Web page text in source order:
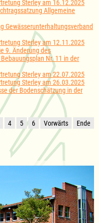
Sterley am 16.12.2025
Allgemeine
Gewässerunterhaltungsverband
Sterley am 12.11.2025
9. Änderung des
Nr. 11 in der
Sterley am 22.07.2025
Sterley am 26.03.2025
der Bodenschätzung in der
4 5 6 Vorwärts Ende